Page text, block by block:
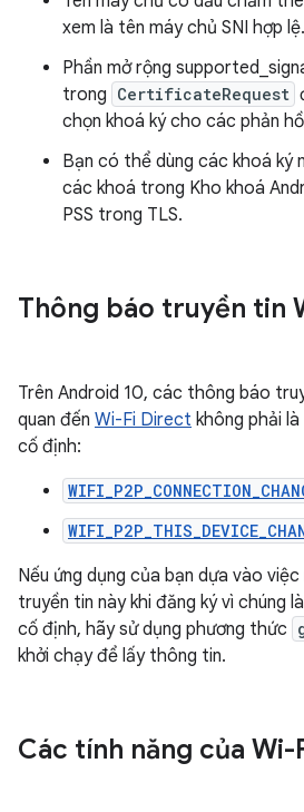
xem là tên máy chủ SNI hợp lệ.
Phần mở rộng
trong CertificateRequest
chọn khoá ký cho các phản
Bạn có thể dùng các khoá ký
các khoá trong Kho khoá
PSS trong TLS.
Thông báo truyền tin
Trên Android 10, các thông báo
quan đến Wi-Fi Direct không phải
cố định:
Nếu ứng dụng của bạn dựa vào
truyền tin này khi đăng ký vì chúng
cố định, hãy sử dụng phương thức
khởi chạy để lấy thông tin.
Các tính năng của Wi-